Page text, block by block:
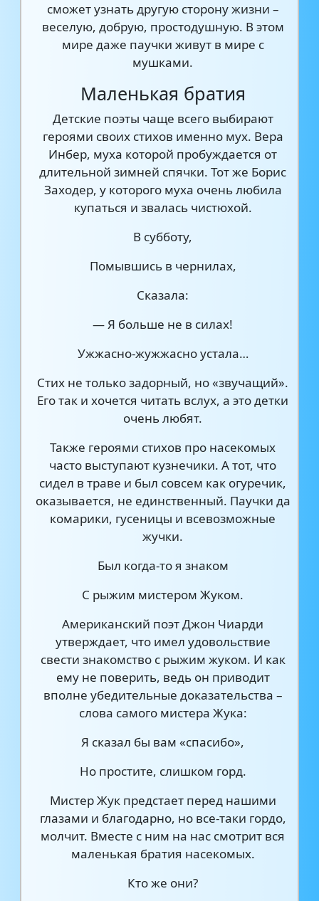
сможет узнать другую сторону жизни –
веселую, добрую, простодушную. В этом
мире даже паучки живут в мире с
мушками.
Маленькая братия
Детские поэты чаще всего выбирают
героями своих стихов именно мух. Вера
Инбер, муха которой пробуждается от
длительной зимней спячки. Тот же Борис
Заходер, у которого муха очень любила
купаться и звалась чистюхой.
В субботу,
Помывшись в чернилах,
Сказала:
— Я больше не в силах!
Ужжасно-жужжасно устала…
Стих не только задорный, но «звучащий».
Его так и хочется читать вслух, а это детки
очень любят.
Также героями стихов про насекомых
часто выступают кузнечики. А тот, что
сидел в траве и был совсем как огуречик,
оказывается, не единственный. Паучки да
комарики, гусеницы и всевозможные
жучки.
Был когда-то я знаком
C рыжим мистером Жуком.
Американский поэт Джон Чиарди
утверждает, что имел удовольствие
свести знакомство с рыжим жуком. И как
ему не поверить, ведь он приводит
вполне убедительные доказательства –
слова самого мистера Жука:
Я сказал бы вам «спасибо»,
Но простите, слишком горд.
Мистер Жук предстает перед нашими
глазами и благодарно, но все-таки гордо,
молчит. Вместе с ним на нас смотрит вся
маленькая братия насекомых.
Кто же они?